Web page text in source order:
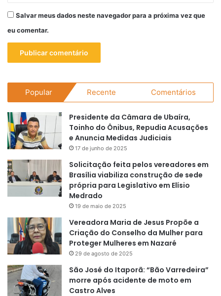
Salvar meus dados neste navegador para a próxima vez que
eu comentar.
Popular Recente Comentários
Presidente da Câmara de Ubaíra,
Toinho do Ônibus, Repudia Acusações
e Anuncia Medidas Judiciais
17 de junho de 2025
Solicitação feita pelos vereadores em
Brasília viabiliza construção de sede
própria para Legislativo em Elísio
Medrado
19 de maio de 2025
Vereadora Maria de Jesus Propõe a
Criação do Conselho da Mulher para
Proteger Mulheres em Nazaré
29 de agosto de 2025
São José do Itaporã: “Bão Varredeira”
morre após acidente de moto em
Castro Alves